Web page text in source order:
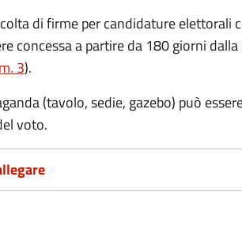
di firme per candidature elettorali
concessa a partire da 180 giorni
3).
(tavolo, sedie, gazebo) può
voto.